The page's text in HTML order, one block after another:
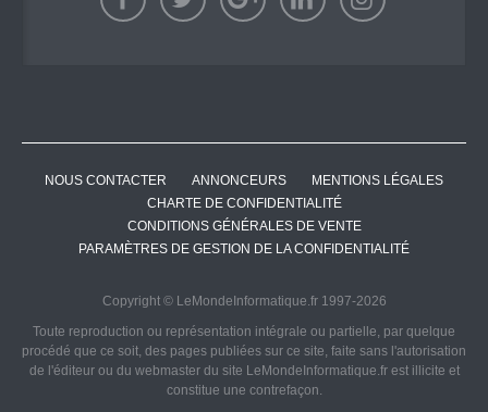
NOUS CONTACTER ANNONCEURS
MENTIONS LÉGALES
CHARTE DE CONFIDENTIALITÉ
CONDITIONS GÉNÉRALES DE VENTE
PARAMÈTRES DE GESTION DE LA CONFIDENTIALITÉ
Copyright © LeMondeInformatique.fr 1997-2026
Toute reproduction ou représentation intégrale ou partielle, par quelque
procédé que ce soit, des pages publiées sur ce site, faite sans l'autorisation
de l'éditeur ou du webmaster du site LeMondeInformatique.fr est illicite et
constitue une contrefaçon.